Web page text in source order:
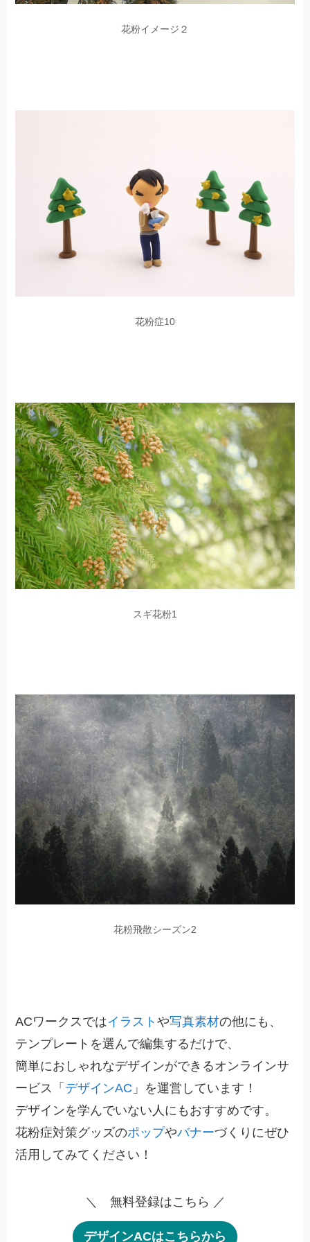
花粉イメージ２
花粉症10
スギ花粉1
花粉飛散シーズン2
ACワークスではイラストや写真素材の他にも、
テンプレートを選んで編集するだけで、
簡単におしゃれなデザインができるオンラインサ
ービス「 デザインAC 」を運営しています！
デザインを学んでいない人にもおすすめです。
花粉症対策グッズのポップやバナーづくりにぜひ
活用してみてください！
＼ 無料登録はこちら ／
デザインACはこちらから